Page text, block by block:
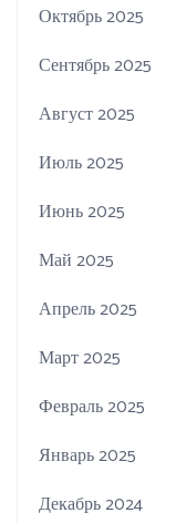
Октябрь 2025
Сентябрь 2025
Август 2025
Июль 2025
Июнь 2025
Май 2025
Апрель 2025
Март 2025
Февраль 2025
Январь 2025
Декабрь 2024